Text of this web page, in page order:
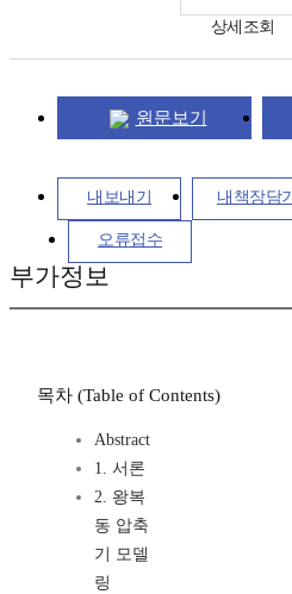
상세조회
원문보기
내보내기 내책장담기
오류접수
부가정보
목차 (Table of Contents)
Abstract
1. 서론
2. 왕복
동 압축
기 모델
링